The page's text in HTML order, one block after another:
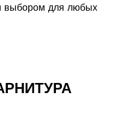
выбором для любых